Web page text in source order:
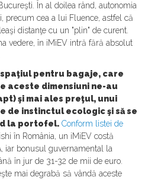
În al doilea rând, autonomia
precum cea a lui Fluence, astfel că
distanţe cu un "plin" de curent.
vedere, în iMiEV intră fără absolut
spaţiul pentru bagaje, care
aceste dimensiuni ne-au
şi mai ales preţul, unui
de instinctul ecologic şi să se
la portofel. Conform listei de
în România, un iMiEV costă
iar bonusul guvernamental la
în jur de 31-32 de mii de euro.
mai degrabă să vândă aceste